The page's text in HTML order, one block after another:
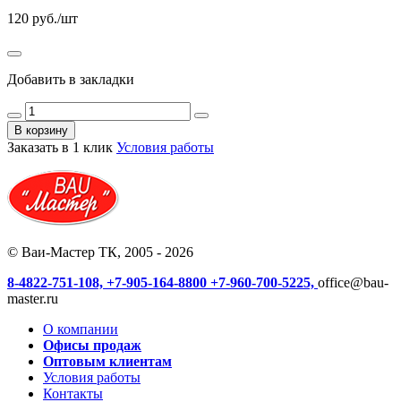
120 руб./шт
Добавить в закладки
В корзину
Заказать в 1 клик Условия работы
© Ваи-Мастер ТК, 2005 - 2026
8-4822-751-108, +7-905-164-8800 +7-960-700-5225, office@bau-
master.ru
О компании
Офисы продаж
Оптовым клиентам
Условия работы
Контакты